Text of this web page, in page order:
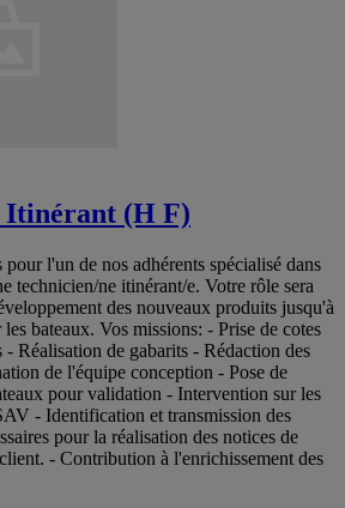
Itinérant (H F)
l'un de nos adhérents spécialisé dans
technicien/ne itinérant/e. Votre rôle sera
des nouveaux produits jusqu'à
bateaux. Vos missions: - Prise de cotes
Réalisation de gabarits - Rédaction des
de l'équipe conception - Pose de
pour validation - Intervention sur les
- Identification et transmission des
pour la réalisation des notices de
- Contribution à l'enrichissement des